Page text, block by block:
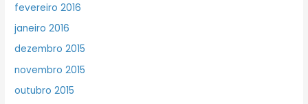
fevereiro 2016
janeiro 2016
dezembro 2015
novembro 2015
outubro 2015